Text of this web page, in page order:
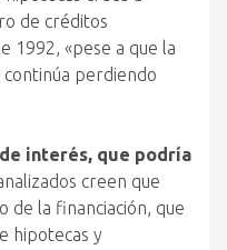
de créditos
1992, «pese a que la
perdiendo
interés, que podría
creen que
de la financiación, que
hipotecas y